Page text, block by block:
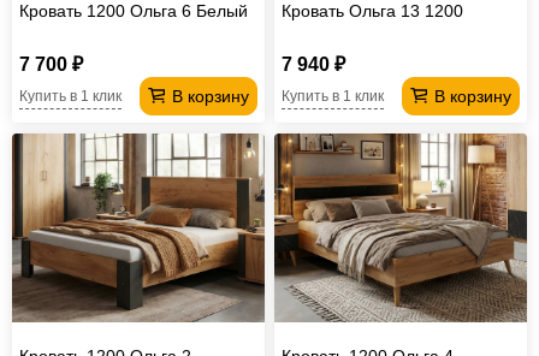
Кровать 1200 Ольга 6 Белый
7 700 ₽
В корзину
Купить в 1 клик
Кровать Ольга 13 1200
7 940 ₽
В корзину
Купить в 1 клик